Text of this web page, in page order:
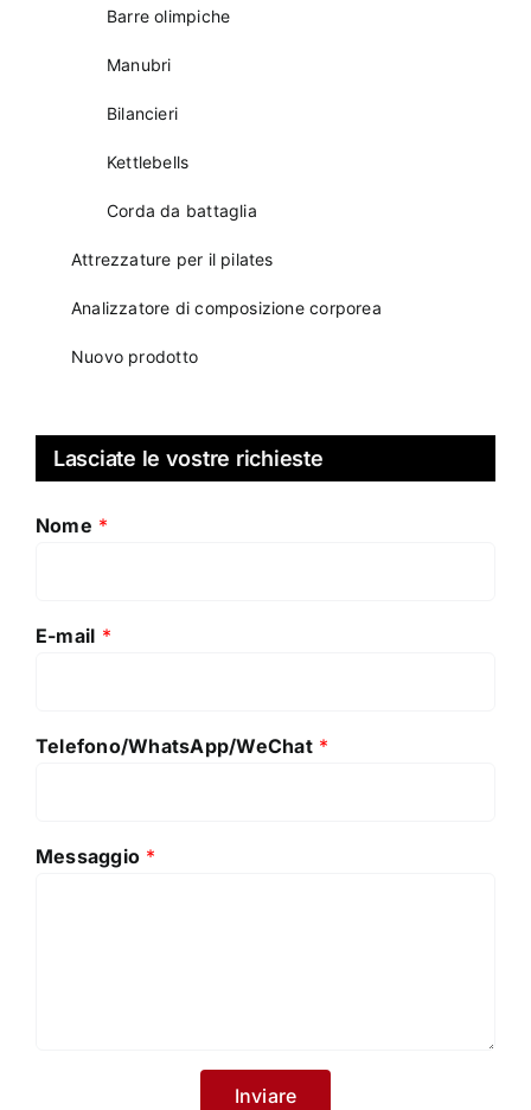
Barre olimpiche
Manubri
Bilancieri
Kettlebells
Corda da battaglia
Attrezzature per il pilates
Analizzatore di composizione corporea
Nuovo prodotto
Lasciate le vostre richieste
Nome *
E-mail *
Telefono/WhatsApp/WeChat *
Messaggio *